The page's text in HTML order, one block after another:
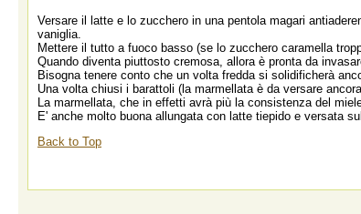
Versare il latte e lo zucchero in una pentola magari
vaniglia.
Mettere il tutto a fuoco basso (se lo zucchero caramella
Quando diventa piuttosto cremosa, allora è pronta da
Bisogna tenere conto che un volta fredda si solidificherà
Una volta chiusi i barattoli (la marmellata è da versare
La marmellata, che in effetti avrà più la consistenza del
E' anche molto buona allungata con latte tiepido e versata
Back to Top